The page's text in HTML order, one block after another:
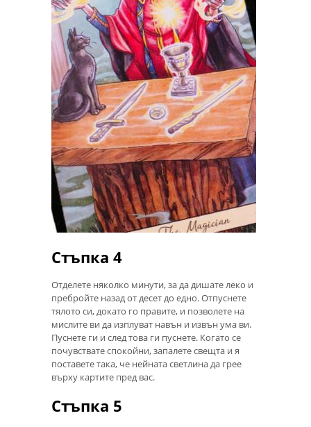
Стъпка 4
Отделете няколко минути, за да дишате леко и
пребройте назад от десет до едно. Отпуснете
тялото си, докато го правите, и позволете на
мислите ви да изплуват навън и извън ума ви.
Пуснете ги и след това ги пуснете. Когато се
почувствате спокойни, запалете свещта и я
поставете така, че нейната светлина да грее
върху картите пред вас.
Стъпка 5